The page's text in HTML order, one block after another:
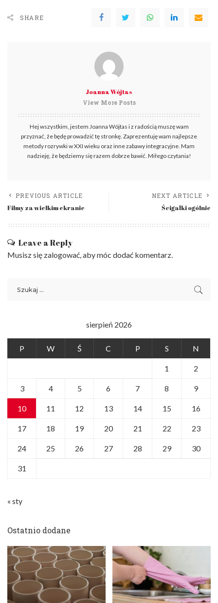
SHARE
Joanna Wójtas
View More Posts
Hej wszystkim, jestem Joanna Wójtas i z radością muszę wam
przyznać, że będę prowadzić tę stronkę. Zaprezentuję wam najlepsze
metody rozrywki w XXI wieku oraz inne zabawy integracyjne. Mam
nadzieję, że będziemy się razem dobrze bawić. Miłego czytania!
PREVIOUS ARTICLE
Filmy za wielkim ekranie
NEXT ARTICLE
Ścigałki ogólnie
Leave a Reply
Musisz się zalogować, aby móc dodać komentarz.
sierpień 2026
P W Ś C P S N
1 2
3 4 5 6 7 8 9
10 11 12 13 14 15 16
17 18 19 20 21 22 23
24 25 26 27 28 29 30
31
« sty
Ostatnio dodane